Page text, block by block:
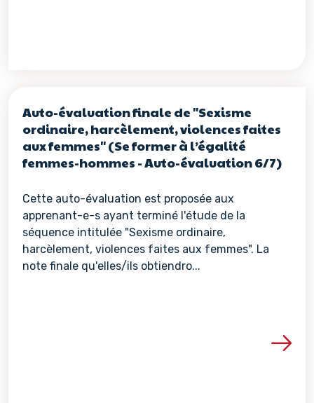
Auto-évaluation finale de "Sexisme
ordinaire, harcèlement, violences faites
aux femmes" (Se former à l’égalité
femmes-hommes - Auto-évaluation 6/7)
Cette auto-évaluation est proposée aux
apprenant-e-s ayant terminé l'étude de la
séquence intitulée "Sexisme ordinaire,
harcèlement, violences faites aux femmes". La
note finale qu'elles/ils obtiendro...
Voir les détails de la